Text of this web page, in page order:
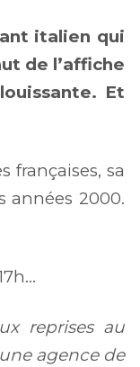
italien qui
de l’affiche
Et
françaises, sa
années 2000.
reprises au
agence de